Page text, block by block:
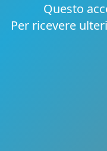
Questo
Per ricevere